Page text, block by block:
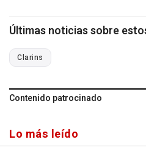
Últimas noticias sobre
Clarins
Contenido patrocinado
Lo más leído